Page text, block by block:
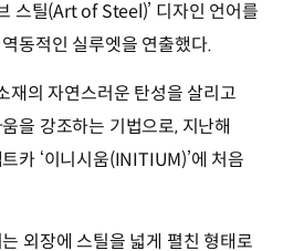
스틸(Art of Steel)’ 디자인 언어를
동적인 실루엣을 연출했다.
재의 자연스러운 탄성을 살리고
을 강조하는 기법으로, 지난해
카 ‘이니시움(INITIUM)’에 처음
외장에 스틸을 넓게 펼친 형태로